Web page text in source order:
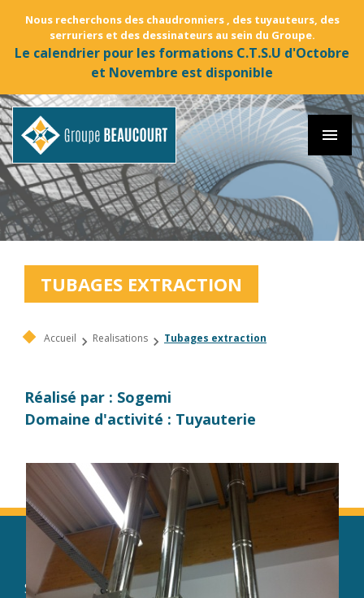
Nous recherchons des chaudronniers , des tuyauteurs, des
serruriers et des dessinateurs au sein du Groupe.
Le calendrier pour les formations C.T.S.U d'Octobre
et Novembre est disponible
menu
TUBAGES EXTRACTION
Accueil Realisations Tubages extraction
Réalisé par : Sogemi
Domaine d'activité : Tuyauterie
Le Groupe Beaucourt
Sacti